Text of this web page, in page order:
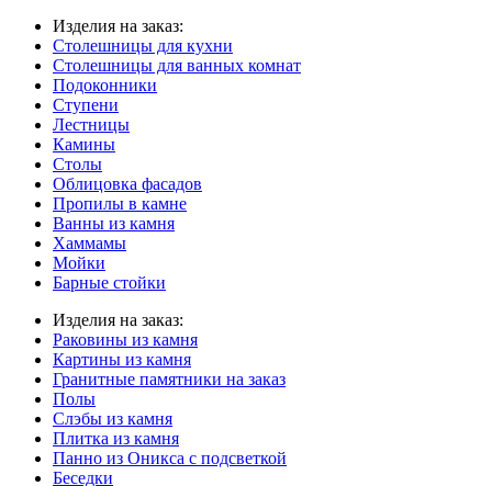
Изделия на заказ:
Столешницы для кухни
Столешницы для ванных комнат
Подоконники
Ступени
Лестницы
Камины
Столы
Облицовка фасадов
Пропилы в камне
Ванны из камня
Хаммамы
Мойки
Барные стойки
Изделия на заказ:
Раковины из камня
Картины из камня
Гранитные памятники на заказ
Полы
Слэбы из камня
Плитка из камня
Панно из Оникса с подсветкой
Беседки